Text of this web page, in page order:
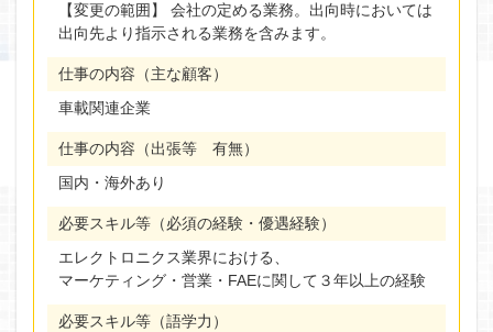
【変更の範囲】 会社の定める業務。出向時においては
出向先より指示される業務を含みます。
仕事の内容（主な顧客）
車載関連企業
仕事の内容（出張等 有無）
国内・海外あり
必要スキル等（必須の経験・優遇経験）
エレクトロニクス業界における、
マーケティング・営業・FAEに関して３年以上の経験
必要スキル等（語学力）